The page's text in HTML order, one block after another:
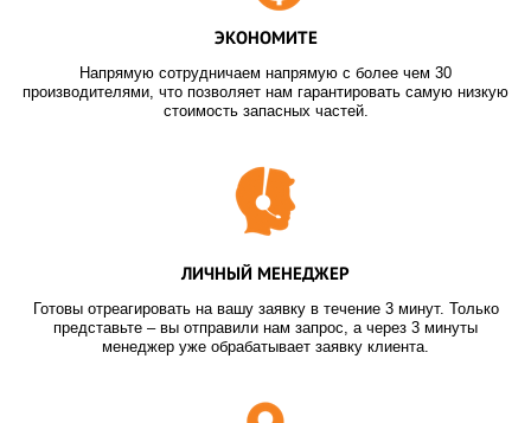
ЭКОНОМИТЕ
Напрямую сотрудничаем напрямую с более чем 30
производителями, что позволяет нам гарантировать самую низкую
стоимость запасных частей.
ЛИЧНЫЙ МЕНЕДЖЕР
Готовы отреагировать на вашу заявку в течение 3 минут. Только
представьте – вы отправили нам запрос, а через 3 минуты
менеджер уже обрабатывает заявку клиента.